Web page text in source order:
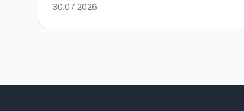
30.07.2026